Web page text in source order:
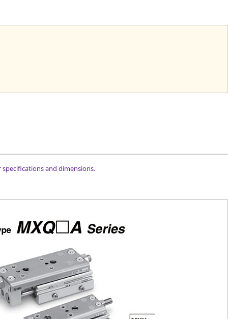
specifications and dimensions.